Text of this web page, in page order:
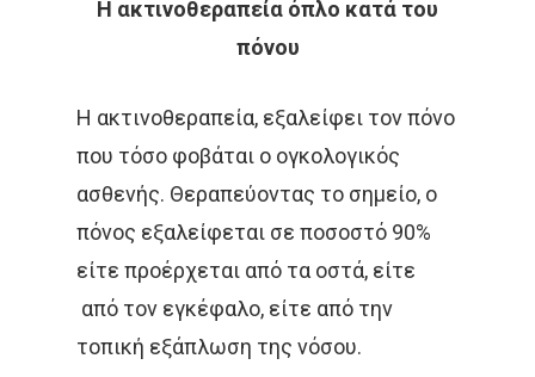
Η ακτινοθεραπεία όπλο κατά του
πόνου
Η ακτινοθεραπεία, εξαλείφει τον πόνο
που τόσο φοβάται ο ογκολογικός
ασθενής. Θεραπεύοντας το σημείο, ο
πόνος εξαλείφεται σε ποσοστό 90%
είτε προέρχεται από τα οστά, είτε
από τον εγκέφαλο, είτε από την
τοπική εξάπλωση της νόσου.
ΚΑΡΚΊΝΟΣ ΤΟΥ ΠΑΧΈΟΣ
ΚΑΡΚΊΝΟΣ ΤΟΥ
ΟΓΚΟΛΌΓΟΣ